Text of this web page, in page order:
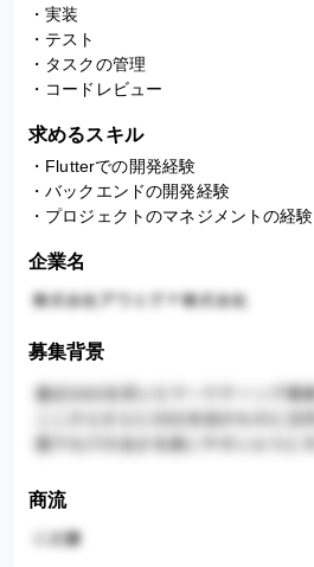
・実装
・テスト
・タスクの管理
・コードレビュー
求めるスキル
・Flutterでの開発経験
・バックエンドの開発経験
・プロジェクトのマネジメントの経験
企業名
募集背景
商流